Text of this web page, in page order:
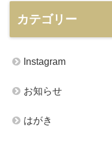
カテゴリー
Instagram
お知らせ
はがき